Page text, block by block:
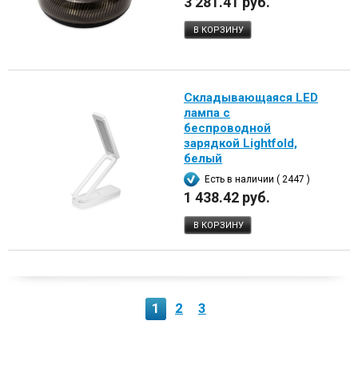
В КОРЗИНУ
Складывающаяся LED
лампа с
беспроводной
зарядкой Lightfold,
белый
Есть в наличии ( 2447 )
1 438.42 руб.
В КОРЗИНУ
1 2 3